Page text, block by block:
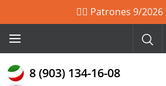
🙋‍♀️ Patrones 9/2026
8 (903) 134-16-08